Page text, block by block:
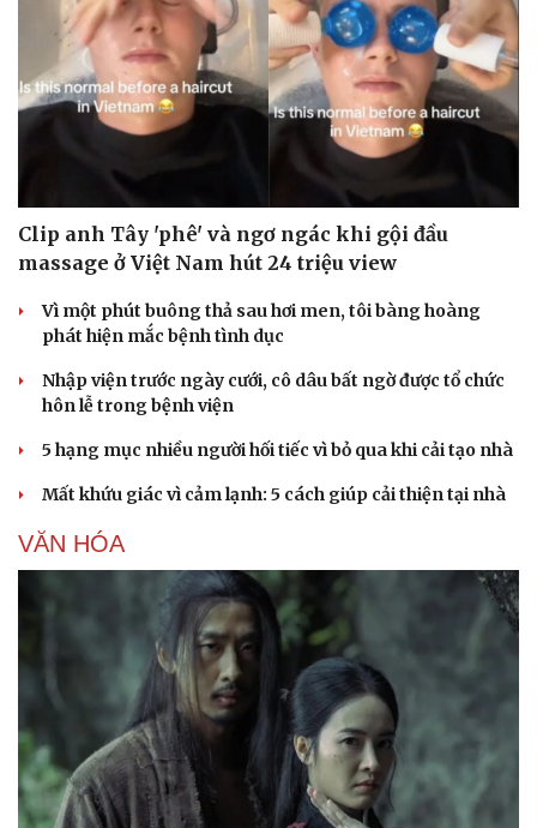
Clip anh Tây 'phê' và ngơ ngác khi gội đầu
massage ở Việt Nam hút 24 triệu view
Vì một phút buông thả sau hơi men, tôi bàng hoàng
phát hiện mắc bệnh tình dục
Nhập viện trước ngày cưới, cô dâu bất ngờ được tổ chức
hôn lễ trong bệnh viện
5 hạng mục nhiều người hối tiếc vì bỏ qua khi cải tạo nhà
Mất khứu giác vì cảm lạnh: 5 cách giúp cải thiện tại nhà
VĂN HÓA